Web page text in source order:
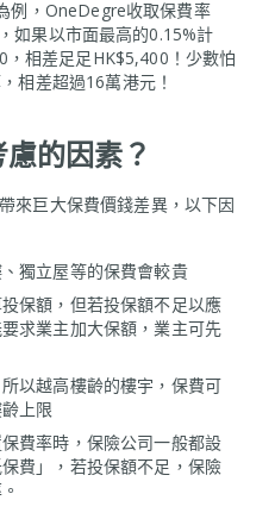
例，OneDegre收取保費率
如果以市面最高的0.15%計
相差足足HK$5,400！少數怕
相差超過16萬港元！
的因素？
來巨大保費價錢差異，以下因
獨立屋等的保費會較貴
保額，但若投保額不足以應
求業主加大保額，業主可先
以越高樓齡的樓宇，保費可
上限
費率時，保險公司一般都設
費」，若投保額不足，保險